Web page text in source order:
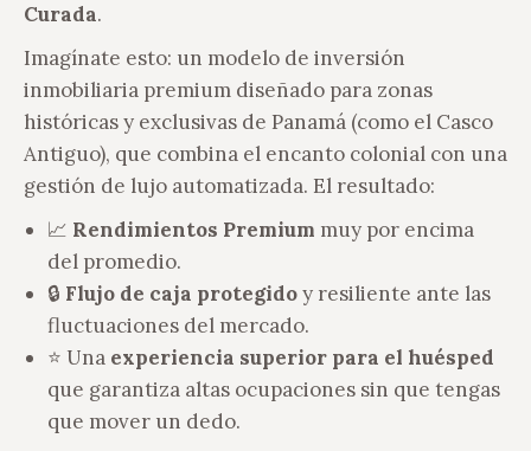
Curada.
Imagínate esto: un modelo de inversión
inmobiliaria premium diseñado para zonas
históricas y exclusivas de Panamá (como el Casco
Antiguo), que combina el encanto colonial con una
gestión de lujo automatizada. El resultado:
📈 Rendimientos Premium muy por encima
del promedio.
🔒 Flujo de caja protegidoy resiliente ante las
fluctuaciones del mercado.
⭐ Una experiencia superior para el huésped
que garantiza altas ocupaciones sin que tengas
que mover un dedo.